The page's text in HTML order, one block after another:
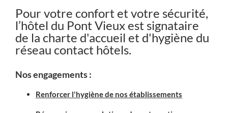
Pour votre confort et votre sécurité,
l’hôtel du Pont Vieux est signataire
de la charte d'accueil et d'hygiène du
réseau contact hôtels.
Nos engagements :
Renforcer l'hygiène de nos établissements